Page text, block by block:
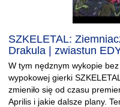
SZKELETAL:
Drakula | zwiastun
W tym nędznym wykopie
wypokowej gierki
zmieniło się od czasu
Aprilis i jakie dalsze plany.